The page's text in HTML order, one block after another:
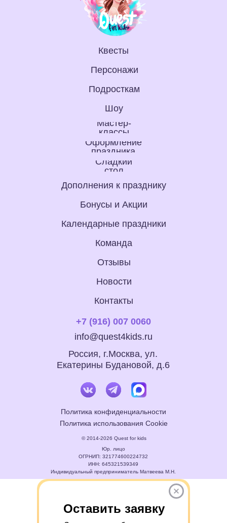
Квесты
Персонажи
Подросткам
Шоу
Мастер-
классы
Оформление
праздника
Сладкий
стол
Дополнения к празднику
Бонусы и Акции
Календарные праздники
Политика конфиденциальности
Политика использования Cookie
info@quest4kids.ru
+7 (916) 007 0060
Россия, г.Москва, ул.
Екатерины Будановой, д.6
© 2014-2026 Quest for kids
Новости
Отзывы
Команда
Контакты
Юр. лицо
ОГРНИП: 321774600224732
ИНН: 645321539349
Индивидуальный предприниматель Матвеева М.Н.
Оставить заявку